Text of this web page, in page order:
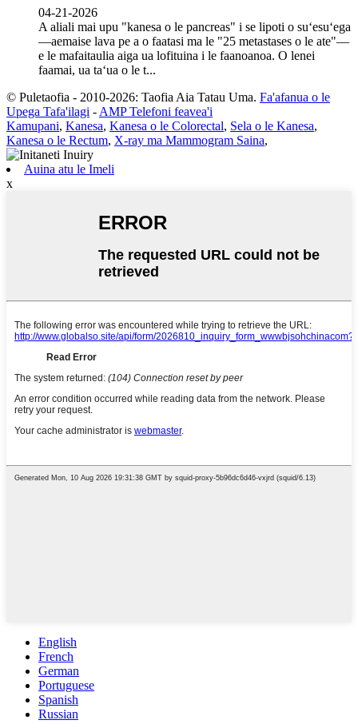
04-21-2026
A aliali mai upu "kanesa o le pancreas" i se lipoti o suʻesuʻega
—aemaise lava pe a o faatasi ma le "25 metastases o le ate"—
e le mafaitaulia aiga ua lofituina i le faanoanoa. O lenei
faamai, ua taʻua o le t...
© Puletaofia - 2010-2026: Taofia Aia Tatau Uma. Fa'afanua o le
Upega Tafa'ilagi - AMP Telefoni feavea'i
Kamupani, Kanesa, Kanesa o le Colorectal, Sela o le Kanesa,
Kanesa o le Rectum, X-ray ma Mammogram Saina,
Auina atu le Imeli
x
English
French
German
Portuguese
Spanish
Russian